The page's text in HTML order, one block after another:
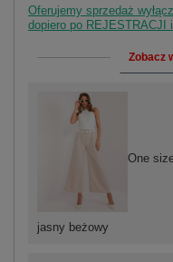
Oferujemy sprzedaż
dopiero po REJESTRACJI
Zobacz
jasny beżowy
One